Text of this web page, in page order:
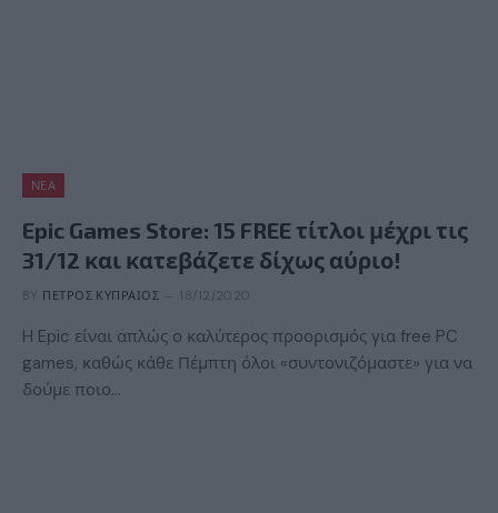
ΝΈΑ
Epic Games Store: 15 FREE τίτλοι μέχρι τις
31/12 και κατεβάζετε δίχως αύριο!
BY ΠΈΤΡΟΣ ΚΥΠΡΑΊΟΣ 18/12/2020
H Epic είναι απλώς ο καλύτερος προορισμός για free PC
games, καθώς κάθε Πέμπτη όλοι «συντονιζόμαστε» για να
δούμε ποιο…